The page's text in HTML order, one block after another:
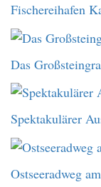
Fischereihafen
Das
Spektakulärer
Ostseeradweg